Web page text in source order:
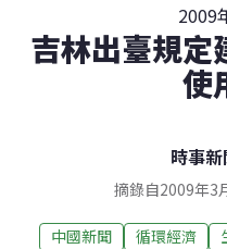
2009
吉林出臺規定
使
時事新
摘錄自2009年3
中國新聞 循環經濟